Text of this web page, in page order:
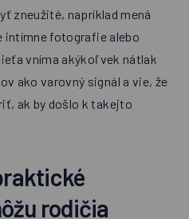
zneužité, napríklad mená
intímne fotografie alebo
vníma akýkoľvek nátlak
ako varovný signál a vie, že
ak by došlo k takejto
rodičia